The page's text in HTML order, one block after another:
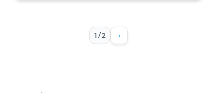
1 / 2 ›